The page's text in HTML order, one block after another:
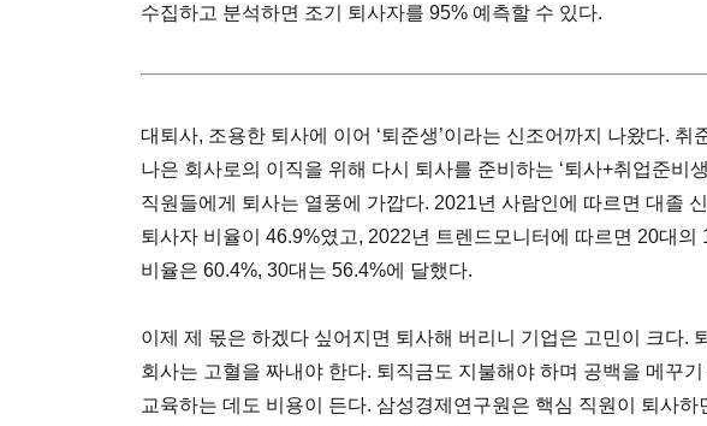
수집하고 분석하면 조기 퇴사자를 95% 예측할 수 있다.
대퇴사, 조용한 퇴사에 이어 ‘퇴준생’이라는 신조어까지 나왔다. 취
나은 회사로의 이직을 위해 다시 퇴사를 준비하는 ‘퇴사+취업준비
직원들에게 퇴사는 열풍에 가깝다. 2021년 사람인에 따르면 대졸
퇴사자 비율이 46.9%였고, 2022년 트렌드모니터에 따르면 20대의
비율은 60.4%, 30대는 56.4%에 달했다.
이제 제 몫은 하겠다 싶어지면 퇴사해 버리니 기업은 고민이 크다.
회사는 고혈을 짜내야 한다. 퇴직금도 지불해야 하며 공백을 메꾸
교육하는 데도 비용이 든다. 삼성경제연구원은 핵심 직원이 퇴사하